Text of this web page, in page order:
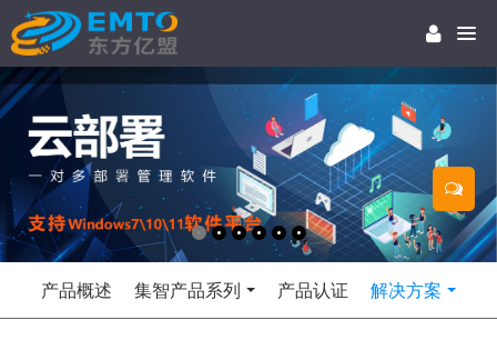
产品概述 集智产品系列 产品认证 解决方案